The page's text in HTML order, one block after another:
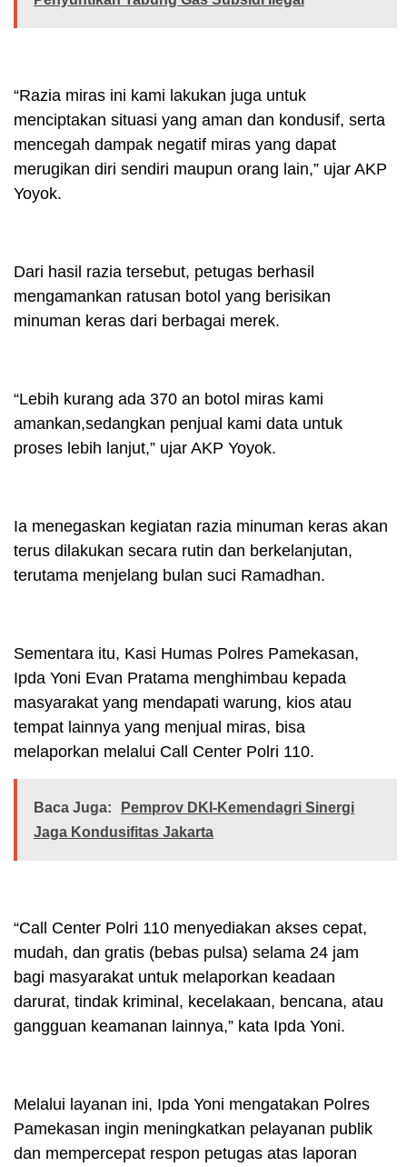
“Razia miras ini kami lakukan juga untuk
menciptakan situasi yang aman dan kondusif, serta
mencegah dampak negatif miras yang dapat
merugikan diri sendiri maupun orang lain,” ujar AKP
Yoyok.
Dari hasil razia tersebut, petugas berhasil
mengamankan ratusan botol yang berisikan
minuman keras dari berbagai merek.
“Lebih kurang ada 370 an botol miras kami
amankan,sedangkan penjual kami data untuk
proses lebih lanjut,” ujar AKP Yoyok.
Ia menegaskan kegiatan razia minuman keras akan
terus dilakukan secara rutin dan berkelanjutan,
terutama menjelang bulan suci Ramadhan.
Sementara itu, Kasi Humas Polres Pamekasan,
Ipda Yoni Evan Pratama menghimbau kepada
masyarakat yang mendapati warung, kios atau
tempat lainnya yang menjual miras, bisa
melaporkan melalui Call Center Polri 110.
Baca Juga:
Pemprov DKI-Kemendagri Sinergi
Jaga Kondusifitas Jakarta
“Call Center Polri 110 menyediakan akses cepat,
mudah, dan gratis (bebas pulsa) selama 24 jam
bagi masyarakat untuk melaporkan keadaan
darurat, tindak kriminal, kecelakaan, bencana, atau
gangguan keamanan lainnya,” kata Ipda Yoni.
Melalui layanan ini, Ipda Yoni mengatakan Polres
Pamekasan ingin meningkatkan pelayanan publik
dan mempercepat respon petugas atas laporan